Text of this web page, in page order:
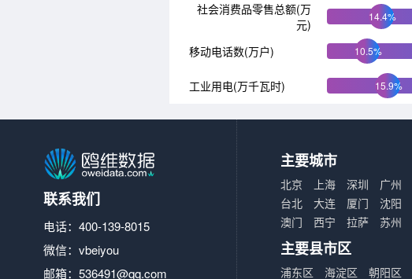
社会消费品零售总额(万
元)
14.4%
移动电话数(万户) 10.5%
工业用电(万千瓦时) 15.9%
联系我们
电话：400-139-8015
微信：vbeiyou
邮箱： 536491@qq.com
主要城市
北京 上海 深圳 广州
台北
大连 厦门 沈阳
澳门
西宁 拉萨 苏州
主要县市区
浦东区 海淀区 朝阳区